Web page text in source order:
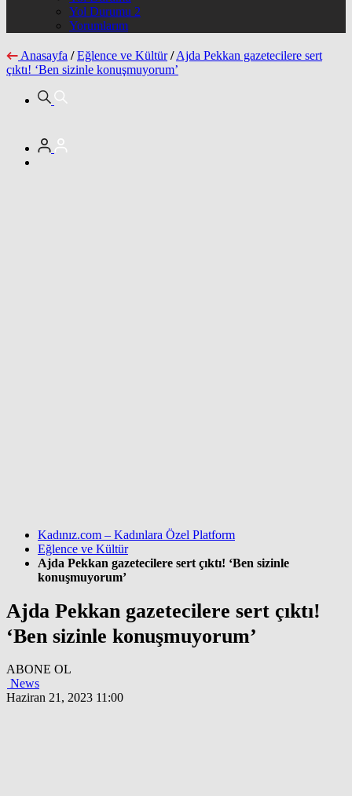
Yol Durumu 2
Yorumlarım
Anasayfa / Eğlence ve Kültür /Ajda Pekkan gazetecilere sert
çıktı! ‘Ben sizinle konuşmuyorum’
Kadınız.com – Kadınlara Özel Platform
Eğlence ve Kültür
Ajda Pekkan gazetecilere sert çıktı! ‘Ben sizinle
konuşmuyorum’
Ajda Pekkan gazetecilere sert çıktı!
‘Ben sizinle konuşmuyorum’
ABONE OL
News
Haziran 21, 2023 11:00